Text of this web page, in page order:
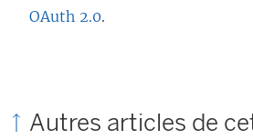
OAuth 2.0.
Autres articles de